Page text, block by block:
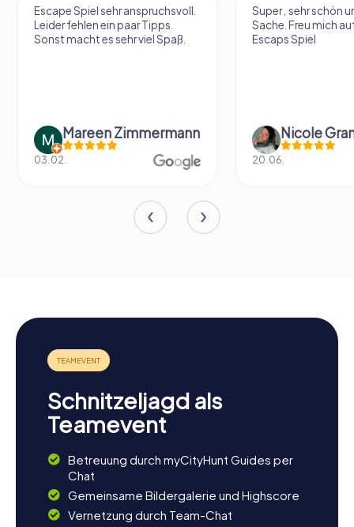
Escape Spiel sehr anspruchsvoll.
Leider fehlen ein paar Tipps.
Sonst macht es sehr viel Spaß.
Mareen Zimmermann
03.02.
Super , sehr schön
Sache. Freu mich
Escaps Spiel
Nicole
20.06.
Schnitzeljagd als
Teamevent
Betreuung durch myCityHunt Guides per
Chat
Gemeinsame Bildergalerie und Highscore
Vernetzung durch Team-Chat